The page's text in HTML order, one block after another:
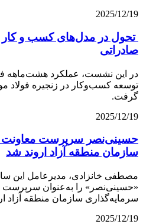
2025/12/19
تحول در مدل‌های کسب و کار
صادراتی
در این نشست، عملکرد هشت‌ماهه
توسعه کسب‌وکار در زنجیره فولاد
گرفت.
2025/12/19
حسینی‌نصر سرپرست معاونت
سازمان منطقه آزاد اروند شد
مصطفی خانزادی، مدیرعامل این
«حسینی‌نصر» را به‌عنوان سرپرست
سرمایه‌گذاری سازمان منطقه آزاد
2025/12/19